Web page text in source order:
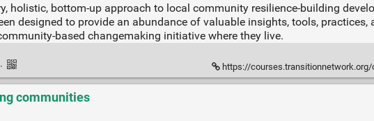
holistic, bottom-up approach to local community resilience-building
designed to provide an abundance of valuable insights, tools, practices,
based changemaking initiative where they live.
· https://courses.transitionnetwork.org/
communities